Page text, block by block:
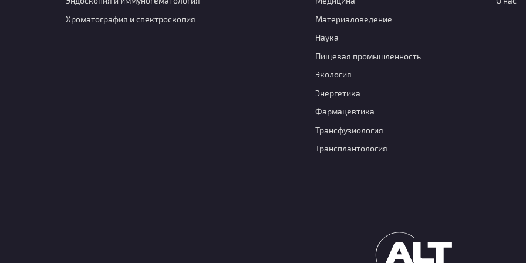
Хроматография и спектроскопия
Материаловедение
Наука
Пищевая промышленность
Экология
Энергетика
Фармацевтика
Транcфузиология
Трансплантология